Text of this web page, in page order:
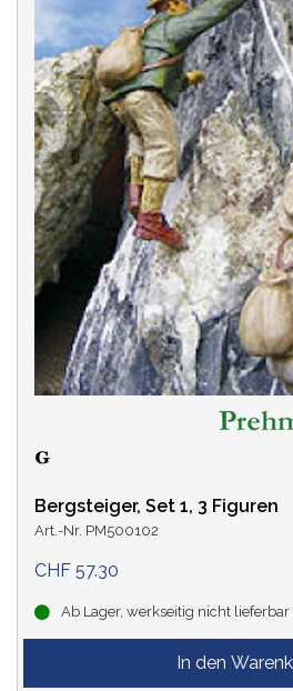
Bergsteiger, Set 1, 3 Figuren
Art.-Nr. PM500102
CHF 57.30
Ab Lager, werkseitig nicht lieferbar